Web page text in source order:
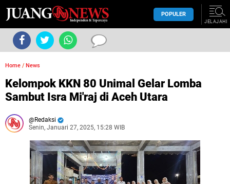
POPULER
JELAJAHI
Home / News
Kelompok KKN 80 Unimal Gelar Lomba
Sambut Isra Mi'raj di Aceh Utara
Redaksi
Senin, Januari 27, 2025, 15:28 WIB